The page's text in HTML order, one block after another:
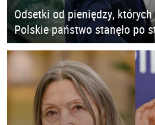
Odsetki od pieniędzy,
Polskie państwo stanęło po